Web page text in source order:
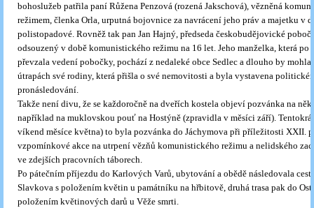
bohoslužeb patřila paní Růžena Penzová (rozená Jakschová), vězněná
režimem, členka Orla, urputná bojovnice za navrácení jeho práv a majetku v
polistopadové. Rovněž tak pan Jan Hajný, předseda českobudějovické
odsouzený v době komunistického režimu na 16 let. Jeho manželka, která po
převzala vedení pobočky, pochází z nedaleké obce Sedlec a dlouho by
útrapách své rodiny, která přišla o své nemovitosti a byla vystavena
pronásledování.
Takže není divu, že se každoročně na dveřích kostela objeví pozvánka na
například na muklovskou pouť na Hostýně (zpravidla v měsíci září).
víkend měsíce května) to byla pozvánka do Jáchymova při příležitosti XXII.
vzpomínkové akce na utrpení vězňů komunistického režimu a nelidského
ve zdejších pracovních táborech.
Po pátečním příjezdu do Karlových Varů, ubytování a obědě následovala
Slavkova s položením květin u památníku na hřbitově, druhá trasa pak do
položením květinových darů u Věže smrti.